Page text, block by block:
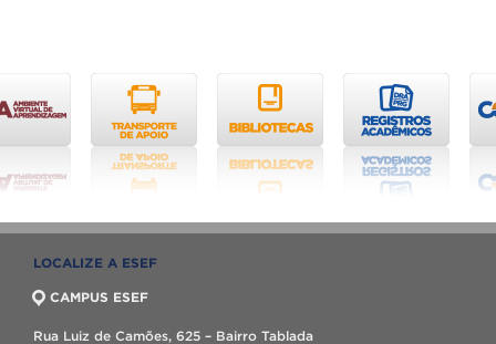
LOCALIZE A ESEF
CAMPUS ESEF
Rua Luiz de Camões, 625 – Bairro Tablada